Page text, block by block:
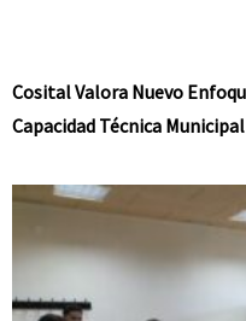
Cosital Valora Nuevo
Capacidad Técnica Municipal